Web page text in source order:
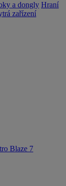
a dongly Hraní
zařízení
Blaze 7